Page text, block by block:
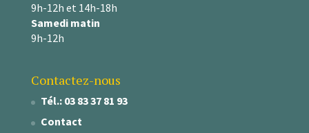
9h-12h et 14h-18h
Samedi matin
9h-12h
Contactez-nous
Tél.: 03 83 37 81 93
Contact